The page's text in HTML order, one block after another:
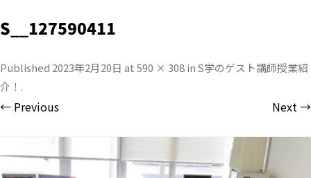
S__127590411
Published 2023年2月20日 at590 × 308inS学のゲスト講師授業紹
介！ .
← Previous Next →